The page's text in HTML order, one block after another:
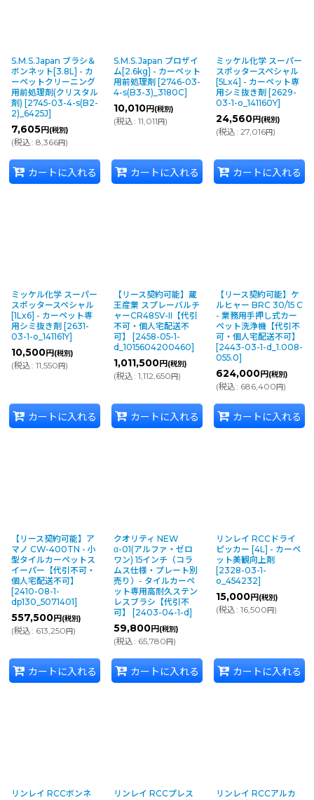
S.M.S.Japan ブラシ＆
ボンネット[3.8L] - カ
ーペットクリーニング
用前処理剤(クリスタル
剤) [2745-03-4-s(B2-
2)_6425J]
7,605円 (税別)
(税込: 8,366円)
カートに入れる
S.M.S.Japan プロザイ
ム[2.6kg] - カーペット
用前処理剤 [2746-03-
4-s(B3-3)_3180C]
10,010円 (税別)
(税込: 11,011 円)
カートに入れる
ミッケル化学 スーパー
スポッタースペシャル
[5Lx4] - カーペット専
用シミ抜き剤 [2629-
03-1-o_141160Y]
24,560円 (税別)
(税込: 27,016円)
カートに入れる
ミッケル化学 スーパー
スポッタースペシャル
[1Lx6] - カーペット専
用シミ抜き剤 [2631-
03-1-o_141161Y]
10,500円 (税別)
(税込: 11,550 円)
カートに入れる
【リース契約可能】蔵
王産業 スプレーバルチ
ャーCR48SV-II【代引
不可・個人宅配送不
可】
[2458-05-1-
d_1015604200460]
1,011,500円 (税別)
(税込: 1,112,650 円)
カートに入れる
【リース契約可能】ケ
ルヒャー BRC 30/15 C
- 業務用手押し式カー
ペット洗浄機【代引不
可・個人宅配送不可】
[2443-03-1-d_1.008-
055.0]
624,000円 (税別)
(税込: 686,400 円)
カートに入れる
【リース契約可能】ア
マノ CW-400TN - 小
型タイルカーペットス
イーパー【代引不可・
個人宅配送不可】
[2410-08-1-
dp130_5071401]
557,500円 (税別)
(税込: 613,250 円)
カートに入れる
クオリティ NEW
α-01(アルファ・ゼロ
ワン) 15インチ（コラ
ムス仕様・プレート別
売り）- タイルカーペ
ット専用高耐久ステン
レスブラシ【代引不
可】
[2403-04-1-d]
59,800円 (税別)
(税込: 65,780 円)
カートに入れる
リンレイ RCCドライ
ピッカー [4L] - カーペ
ット美観向上剤
[2328-03-1-
o_454232]
15,000円 (税別)
(税込: 16,500 円)
カートに入れる
リンレイ RCCボンネ
リンレイ RCCプレス
リンレイ RCCアルカ